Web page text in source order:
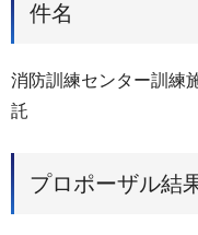
件名
消防訓練センター訓練
託
プロポーザル結